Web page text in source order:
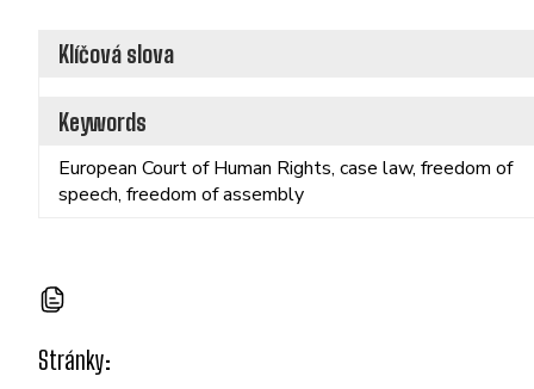
Klíčová slova
Keywords
European Court of Human Rights, case law, freedom of
speech, freedom of assembly
Stránky: